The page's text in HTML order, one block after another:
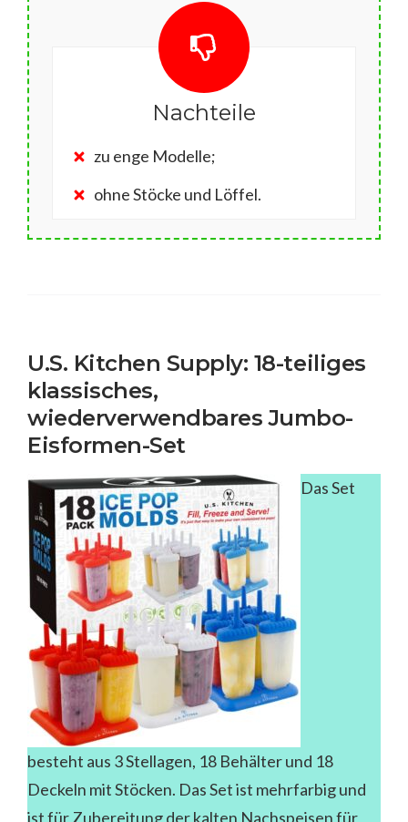
Nachteile
zu enge Modelle;
ohne Stöcke und Löffel.
U.S. Kitchen Supply: 18-teiliges
klassisches,
wiederverwendbares Jumbo-
Eisformen-Set
Das Set
besteht aus 3 Stellagen, 18 Behälter und 18
Deckeln mit Stöcken. Das Set ist mehrfarbig und
ist für Zubereitung der kalten Nachspeisen für